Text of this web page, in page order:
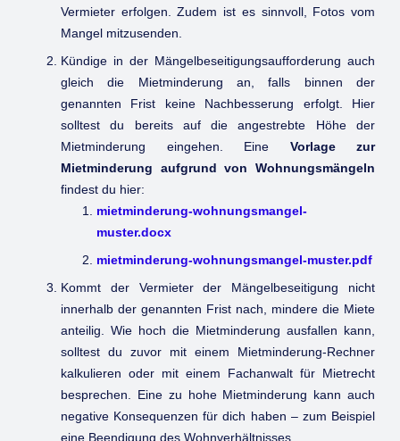
Vermieter erfolgen. Zudem ist es sinnvoll, Fotos vom
Mangel mitzusenden.
Kündige in der Mängelbeseitigungsaufforderung auch
gleich die Mietminderung an, falls binnen der
genannten Frist keine Nachbesserung erfolgt. Hier
solltest du bereits auf die angestrebte Höhe der
Mietminderung eingehen. Eine Vorlage zur
Mietminderung aufgrund von Wohnungsmängeln
findest du hier:
mietminderung-wohnungsmangel-
muster.docx
mietminderung-wohnungsmangel-muster.pdf
Kommt der Vermieter der Mängelbeseitigung nicht
innerhalb der genannten Frist nach, mindere die Miete
anteilig. Wie hoch die Mietminderung ausfallen kann,
solltest du zuvor mit einem Mietminderung-Rechner
kalkulieren oder mit einem Fachanwalt für Mietrecht
besprechen. Eine zu hohe Mietminderung kann auch
negative Konsequenzen für dich haben – zum Beispiel
eine Beendigung des Wohnverhältnisses.